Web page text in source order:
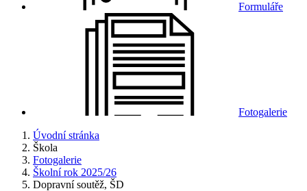
Formuláře
Fotogalerie
Úvodní stránka
Škola
Fotogalerie
Školní rok 2025/26
Dopravní soutěž, ŠD